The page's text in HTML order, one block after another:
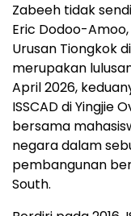
Zabeeh tidak
Eric Dodoo-
Urusan Tiongkok
merupakan
April 2026,
ISSCAD di Yingjie
bersama
negara dalam
pembangunan
South.